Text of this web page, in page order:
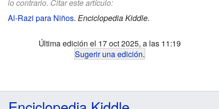
lo contrario. Citar este artículo:
Al-Razi para Niños. Enciclopedia Kiddle.
Última edición el 17 oct 2025, a las 11:19
Sugerir una edición.